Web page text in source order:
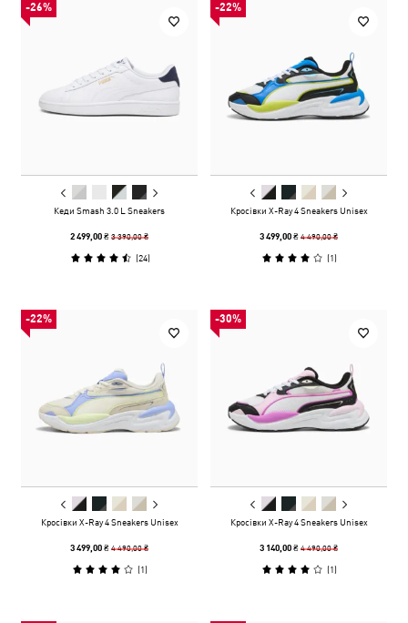
-26%
Кеди Smash 3.0 L Sneakers
2 499,00 ₴3 390,00 ₴
(24)
-22%
Кросівки X-Ray 4 Sneakers Unisex
3 499,00 ₴4 490,00 ₴
(1)
-22%
Кросівки X-Ray 4 Sneakers Unisex
3 499,00 ₴4 490,00 ₴
(1)
-30%
Кросівки X-Ray 4 Sneakers Unisex
3 140,00 ₴4 490,00 ₴
(1)